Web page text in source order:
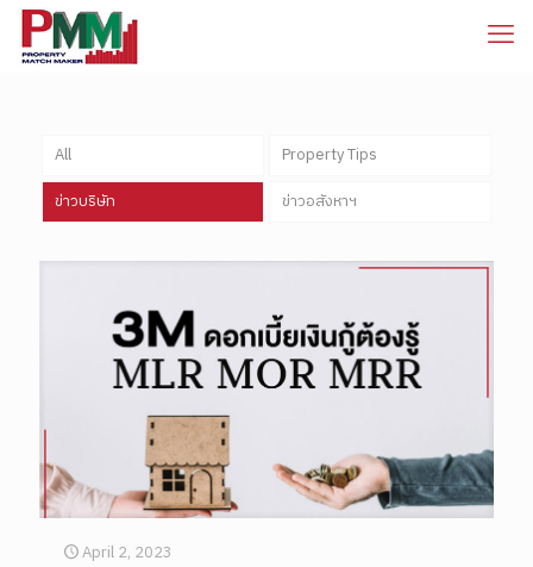
All
Property Tips
ข่าวบริษัท
ข่าวอสังหาฯ
April 2, 2023